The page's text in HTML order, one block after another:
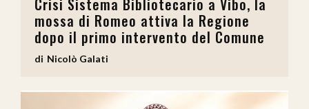
Crisi Sistema Bibliotecario a Vibo, la
mossa di Romeo attiva la Regione
dopo il primo intervento del Comune
Nicolò Galati